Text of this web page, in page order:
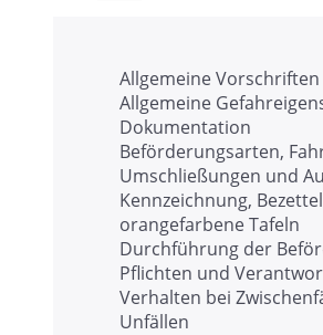
Allgemeine Vorschriften
Allgemeine
Dokumentation
Beförderungsarten,
Umschließungen und
Kennzeichnung,
orangefarbene Tafeln
Durchführung der
Pflichten und
Verhalten bei
Unfällen